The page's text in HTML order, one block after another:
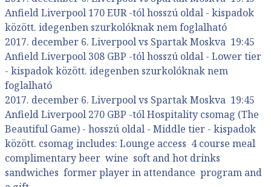
Anfield Liverpool 170 EUR -tól hosszú oldal - kispadok
között. idegenben szurkolóknak nem foglalható
2017. december 6. Liverpool vs Spartak Moskva 19:45
Anfield Liverpool 308 GBP -tól hosszú oldal - Lower tier
- kispadok között. idegenben szurkolóknak nem
foglalható
2017. december 6. Liverpool vs Spartak Moskva 19:45
Anfield Liverpool 270 GBP -tól Hospitality csomag (The
Beautiful Game) - hosszú oldal - Middle tier - kispadok
között. csomag includes: Lounge access 4 course meal
complimentary beer wine soft and hot drinks
sandwiches former player in attendance program and